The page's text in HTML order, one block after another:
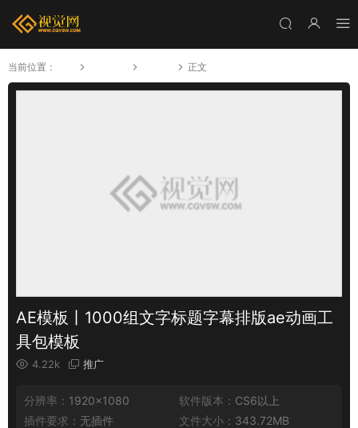
当前位置： 正文
AE模板丨1000组文字标题字幕排版ae动画工
具包模板
4.22k 推广
分辨率： 1920×1080 软件版本： CS6以上
插件要求： 无插件 文件大小： 343.72MB